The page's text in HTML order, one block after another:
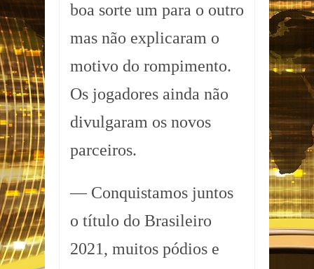
boa sorte um para o outro
mas não explicaram o
motivo do rompimento.
Os jogadores ainda não
divulgaram os novos
parceiros.
— Conquistamos juntos
o título do Brasileiro
2021, muitos pódios e